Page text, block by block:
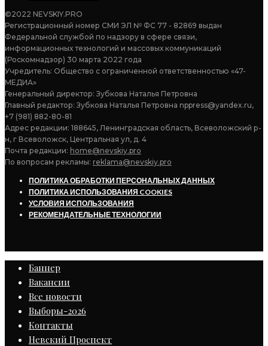
©2022 NEVSKIY.PRO
Регистрационный номер СМИ ЭЛ № ФС 77 - 82869 выдан
Федеральной службой по надзору в сфере связи,
информационных технологий и массовых коммуникаций
(Роскомнадзор) 30 марта 2022 года
Учредитель: Общество с ограниченной ответственностью «47-
МЕДИА»
Генеральный директор: Зубкова Наталья Петровна
Главный редактор: Зубкова Наталья Петровна nppress@yandex.ru,
+7 (981) 882-80-81
Адрес редакции: 188645, Ленинградская область, Всеволожский р-
н, г Всеволожск, Центральная ул, д. 4
Почта редакции: home@nevskiy.pro
По вопросам рекламы: reklama@nevskiy.pro
ПОЛИТИКА ОБРАБОТКИ ПЕРСОНАЛЬНЫХ ДАННЫХ
ПОЛИТИКА ИСПОЛЬЗОВАНИЯ COOKIES
УСЛОВИЯ ИСПОЛЬЗОВАНИЯ
РЕКОМЕНДАТЕЛЬНЫЕ ТЕХНОЛОГИИ
Баннер
Вакансии
Все новости
Выборы-2026
Контакты
Невский Проспект